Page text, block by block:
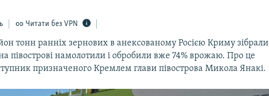
Читати без VPN
тонн ранніх зернових в анексованому Росією Криму зібрали
на півострові намолотили і обробили вже 74% врожаю. Про це
призначеного Кремлем глави півострова Микола Янакі.